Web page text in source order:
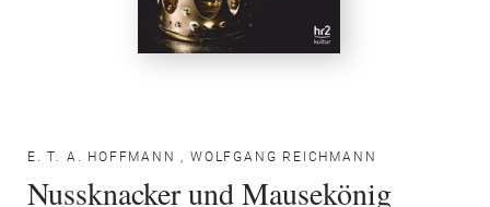
E. T. A. HOFFMANN ,WOLFGANG REICHMANN
Nussknacker und Mausekönig